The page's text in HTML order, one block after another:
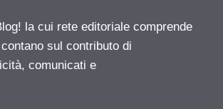
la cui rete editoriale comprende
sul contributo di
comunicati e